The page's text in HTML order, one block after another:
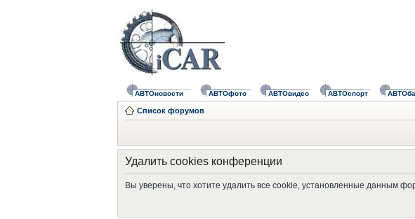
АВТОновости АВТОфото АВТОвидео АВТОспорт
Список форумов
Удалить cookies конференции
Вы уверены, что хотите удалить все cookie, установленные данным